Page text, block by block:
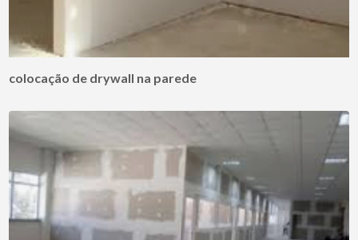
colocação de drywall na parede